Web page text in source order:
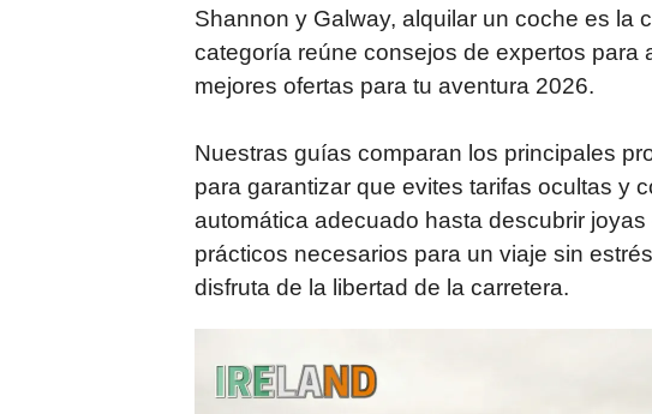
Shannon y Galway, alquilar un coche es la
categoría reúne consejos de expertos para
mejores ofertas para tu aventura 2026.
Nuestras guías comparan los principales
para garantizar que evites tarifas ocultas y
automática adecuado hasta descubrir
prácticos necesarios para un viaje sin
disfruta de la libertad de la carretera.